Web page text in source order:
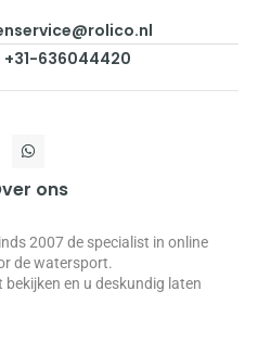
+31-636044420
ons
2007 de specialist in online
de watersport.
en u deskundig laten